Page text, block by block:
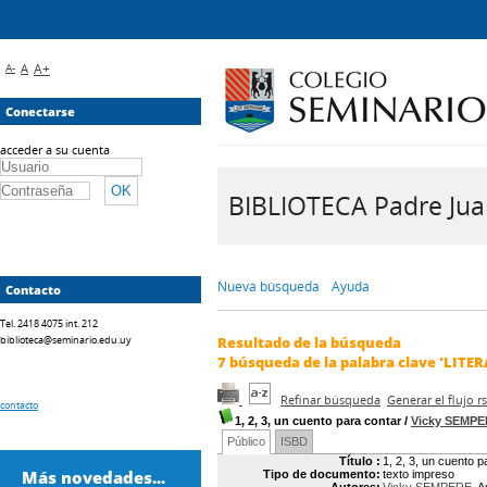
BIBLIOTECA Padre
Nueva búsqueda Ayuda
Resultado de la búsqueda
7búsqueda de la palabra clave
Refinar búsqueda Generar el flujo
1, 2, 3, un cuento para contar/ Vicky
Público
ISBD
Título : 1, 2, 3, un cuento
Tipo de documento: texto impreso
A- A A+
Conectarse
acceder a su cuenta
Contacto
Tel. 2418 4075 int. 212
biblioteca@seminario.edu.uy
contacto
Más novedades...